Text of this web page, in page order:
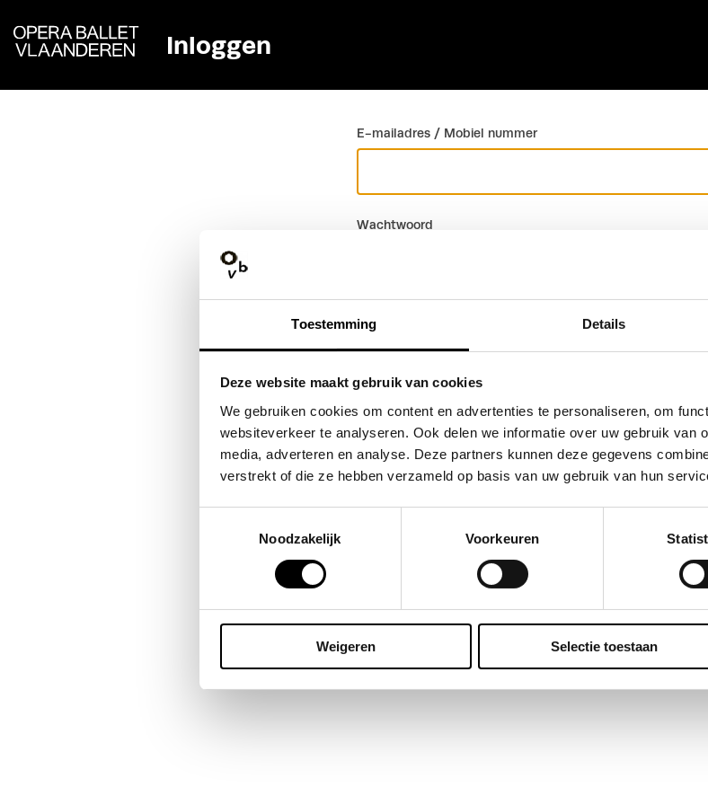
Toestemming Details
Deze website maakt gebruik van cookies
We gebruiken cookies om content en advertenties te personaliseren, om
websiteverkeer te analyseren. Ook delen we informatie over uw gebruik van
media, adverteren en analyse. Deze partners kunnen deze gegevens
verstrekt of die ze hebben verzameld op basis van uw gebruik van hun
Noodzakelijk
Voorkeuren
Weigeren Selectie toestaan
Ga terug
Inloggen
E-mailadres / Mobiel nummer
Wachtwoord
Beste klant, we vragen zo meteen naar je
omdat ons dat belangrijke inzichten geeft over de leeftijd
publieksbestand maar er zit ook voor jou een bonus aan
blijft een verrassing voor je verjaardag. Vergeet het veld